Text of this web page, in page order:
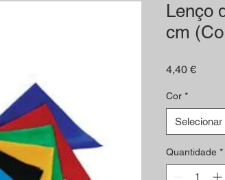
Lenço
cm
4,40 €Preço
Cor *
Selecionar
Quantidade *